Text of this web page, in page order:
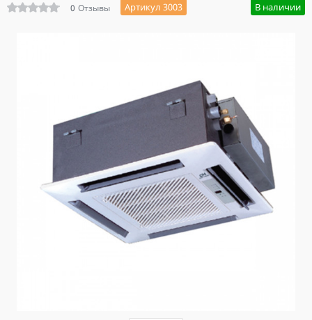
0 Отзывы Артикул 3003 В наличии